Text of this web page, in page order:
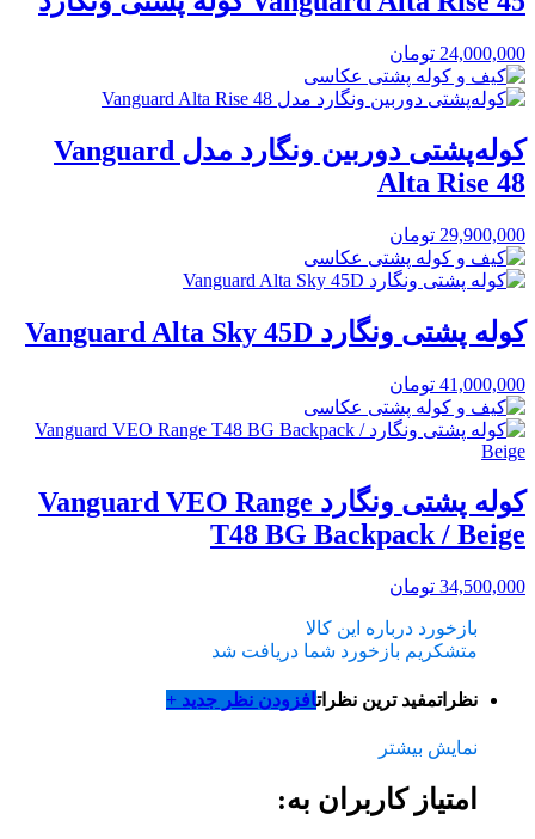
24,000,000 تومان
کوله‌پشتی دوربین ونگارد مدل Vanguard
Alta Rise 48
29,900,000 تومان
کوله پشتی ونگارد Vanguard Alta Sky 45D
41,000,000 تومان
کوله پشتی ونگارد Vanguard VEO Range
T48 BG Backpack / Beige
34,500,000 تومان
بازخورد درباره این کالا
متشکریم بازخورد شما دریافت شد
نظراتمفید ترین نظراتافزودن نظر جدید +
نمایش بیشتر
امتیاز کاربران به: